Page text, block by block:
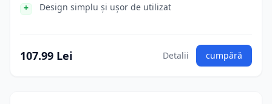
Design simplu și ușor de utilizat
107.99 Lei Detalii cumpără